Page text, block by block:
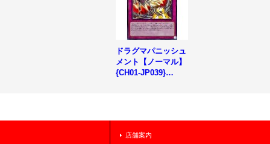
ドラグマパニッシュ
メント【ノーマル】
{CH01-JP039}
店舗案内